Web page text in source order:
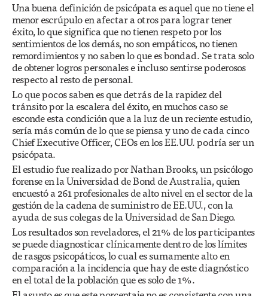
Una buena definición de psicópata es aquel que no tiene el
menor escrúpulo en afectar a otros para lograr tener
éxito, lo que significa que no tienen respeto por los
sentimientos de los demás, no son empáticos, no tienen
remordimientos y no saben lo que es bondad. Se trata solo
de obtener logros personales e incluso sentirse poderosos
respecto al resto de personal.
Lo que pocos saben es que detrás de la rapidez del
tránsito por la escalera del éxito, en muchos caso se
esconde esta condición que a la luz de un reciente estudio,
sería más común de lo que se piensa y uno de cada cinco
Chief Executive Officer, CEOs en los EE.UU. podría ser un
psicópata.
El estudio fue realizado por Nathan Brooks, un psicólogo
forense en la Universidad de Bond de Australia, quien
encuestó a 261 profesionales de alto nivel en el sector de la
gestión de la cadena de suministro de EE.UU., con la
ayuda de sus colegas de la Universidad de San Diego.
Los resultados son reveladores, el 21% de los participantes
se puede diagnosticar clínicamente dentro de los límites
de rasgos psicopáticos, lo cual es sumamente alto en
comparación a la incidencia que hay de este diagnóstico
en el total de la población que es solo de 1%.